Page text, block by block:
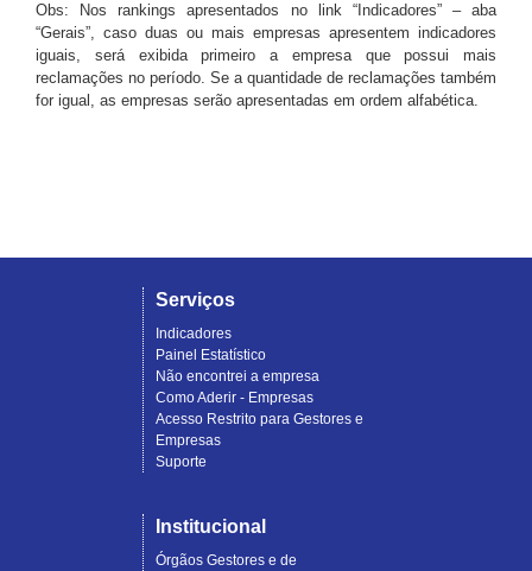
Obs: Nos rankings apresentados no link “Indicadores” – aba
“Gerais”, caso duas ou mais empresas apresentem indicadores
iguais, será exibida primeiro a empresa que possui mais
reclamações no período. Se a quantidade de reclamações também
for igual, as empresas serão apresentadas em ordem alfabética.
Serviços
Indicadores
Painel Estatístico
Não encontrei a empresa
Como Aderir - Empresas
Acesso Restrito para Gestores e
Empresas
Suporte
Institucional
Órgãos Gestores e de